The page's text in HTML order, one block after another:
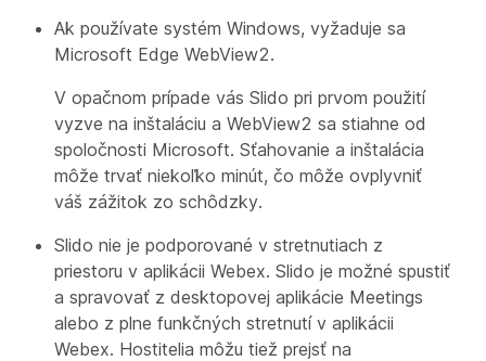
Ak používate systém Windows, vyžaduje sa
Microsoft Edge WebView2.
V opačnom prípade vás Slido pri prvom použití
vyzve na inštaláciu a WebView2 sa stiahne od
spoločnosti Microsoft. Sťahovanie a inštalácia
môže trvať niekoľko minút, čo môže ovplyvniť
váš zážitok zo schôdzky.
Slido nie je podporované v stretnutiach z
priestoru v aplikácii Webex. Slido je možné spustiť
a spravovať z desktopovej aplikácie Meetings
alebo z plne funkčných stretnutí v aplikácii
Webex. Hostitelia môžu tiež prejsť na